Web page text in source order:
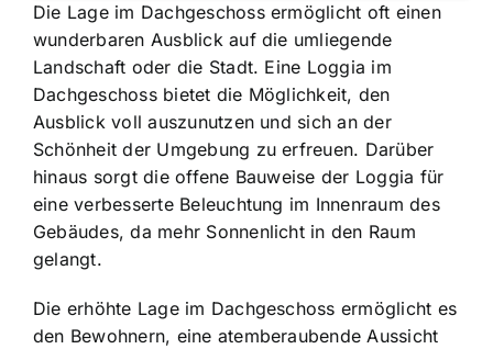
Die Lage im Dachgeschoss ermöglicht oft einen
wunderbaren Ausblick auf die umliegende
Landschaft oder die Stadt. Eine Loggia im
Dachgeschoss bietet die Möglichkeit, den
Ausblick voll auszunutzen und sich an der
Schönheit der Umgebung zu erfreuen. Darüber
hinaus sorgt die offene Bauweise der Loggia für
eine verbesserte Beleuchtung im Innenraum des
Gebäudes, da mehr Sonnenlicht in den Raum
gelangt.
Die erhöhte Lage im Dachgeschoss ermöglicht es
den Bewohnern, eine atemberaubende Aussicht